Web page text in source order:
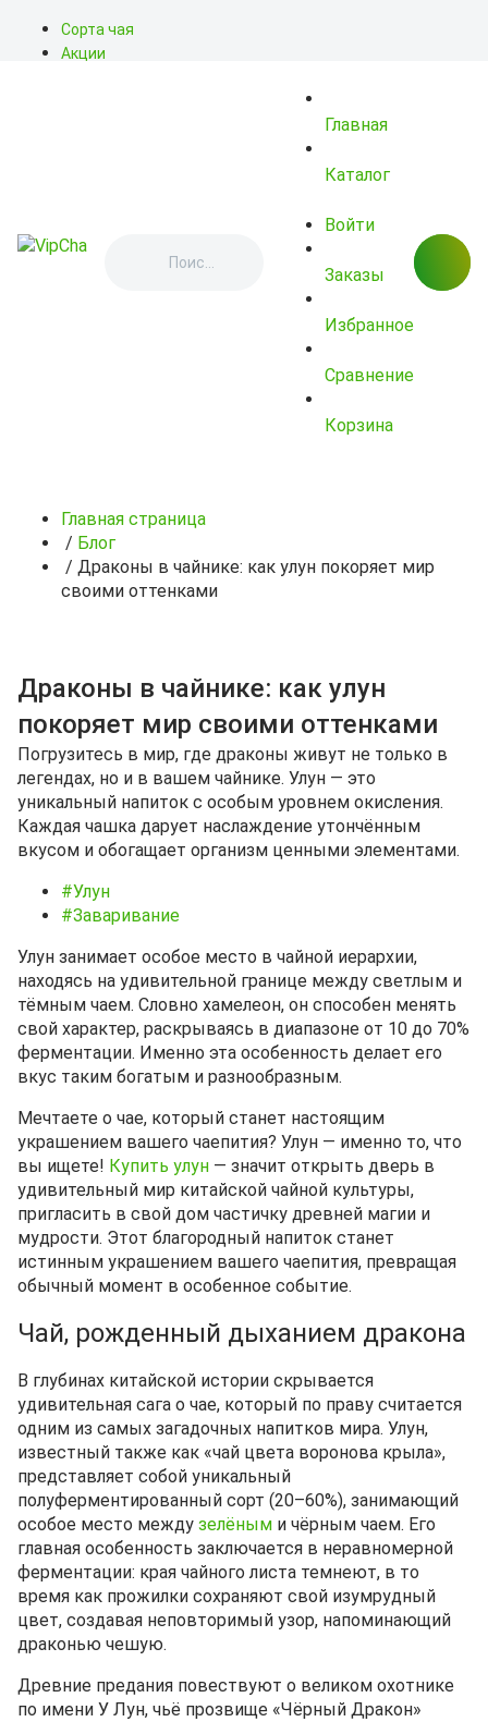
Сорта чая
Акции
Главная
Каталог
Войти
Заказы
Избранное
Сравнение
Корзина
Главная страница
/ Блог
/ Драконы в чайнике: как улун покоряет мир
своими оттенками
Драконы в чайнике: как улун
покоряет мир своими оттенками
Погрузитесь в мир, где драконы живут не только в
легендах, но и в вашем чайнике. Улун — это
уникальный напиток с особым уровнем окисления.
Каждая чашка дарует наслаждение утончённым
вкусом и обогащает организм ценными элементами.
#Улун
#Заваривание
Улун занимает особое место в чайной иерархии,
находясь на удивительной границе между светлым и
тёмным чаем. Словно хамелеон, он способен менять
свой характер, раскрываясь в диапазоне от 10 до 70%
ферментации. Именно эта особенность делает его
вкус таким богатым и разнообразным.
Мечтаете о чае, который станет настоящим
украшением вашего чаепития? Улун — именно то, что
вы ищете! Купить улун — значит открыть дверь в
удивительный мир китайской чайной культуры,
пригласить в свой дом частичку древней магии и
мудрости. Этот благородный напиток станет
истинным украшением вашего чаепития, превращая
обычный момент в особенное событие.
Чай, рожденный дыханием дракона
В глубинах китайской истории скрывается
удивительная сага о чае, который по праву считается
одним из самых загадочных напитков мира. Улун,
известный также как «чай цвета воронова крыла»,
представляет собой уникальный
полуферментированный сорт (20–60%), занимающий
особое место между зелёным и чёрным чаем. Его
главная особенность заключается в неравномерной
ферментации: края чайного листа темнеют, в то
время как прожилки сохраняют свой изумрудный
цвет, создавая неповторимый узор, напоминающий
драконью чешую.
Древние предания повествуют о великом охотнике
по имени У Лун, чьё прозвище «Чёрный Дракон»